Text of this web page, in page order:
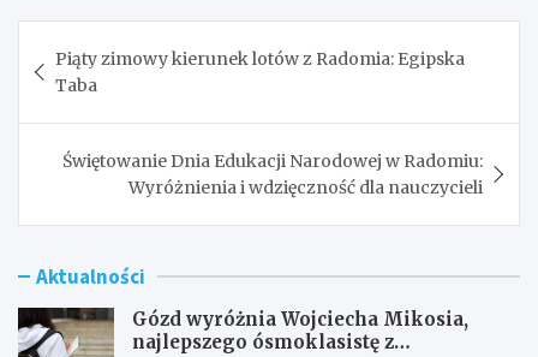
wpisu
Piąty zimowy kierunek lotów z Radomia: Egipska
Taba
Świętowanie Dnia Edukacji Narodowej w Radomiu:
Wyróżnienia i wdzięczność dla nauczycieli
Aktualności
Gózd wyróżnia Wojciecha Mikosia,
najlepszego ósmoklasistę z